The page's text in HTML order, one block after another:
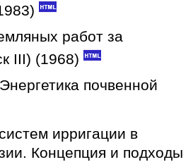
работ за
III) (1968)
почвенной
ирригации в
Концепция и подходы